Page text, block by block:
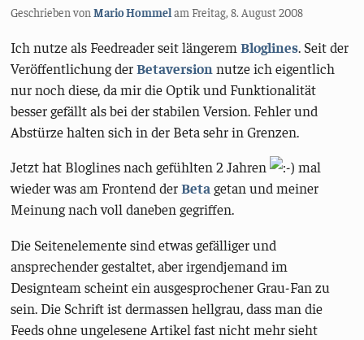
Geschrieben vonMario HommelamFreitag, 8. August 2008
Ich nutze als Feedreader seit längeremBloglines. Seit der
Veröffentlichung derBetaversion nutze ich eigentlich
nur noch diese, da mir die Optik und Funktionalität
besser gefällt als bei der stabilen Version. Fehler und
Abstürze halten sich in der Beta sehr in Grenzen.
Jetzt hat Bloglines nach gefühlten 2 Jahren
mal
wieder was am Frontend derBeta getan und meiner
Meinung nach voll daneben gegriffen.
Die Seitenelemente sind etwas gefälliger und
ansprechender gestaltet, aber irgendjemand im
Designteam scheint ein ausgesprochener Grau-Fan zu
sein. Die Schrift ist dermassen hellgrau, dass man die
Feeds ohne ungelesene Artikel fast nicht mehr sieht